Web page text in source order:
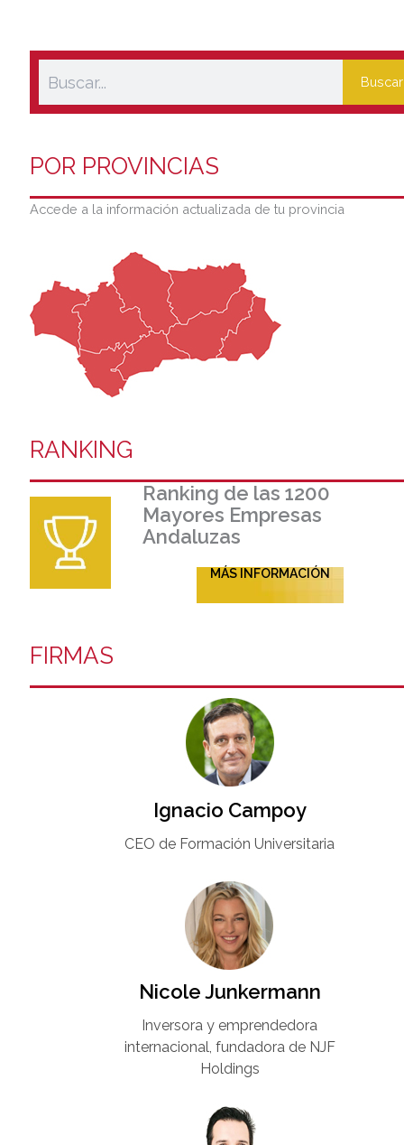
Buscar
POR PROVINCIAS
Accede a la información actualizada de tu provincia
RANKING
Ranking de las 1200
Mayores Empresas
Andaluzas
MÁS INFORMACIÓN
FIRMAS
Ignacio Campoy​
CEO de Formación Universitaria​
Nicole Junkermann​
Inversora y emprendedora
internacional, fundadora de NJF
Holdings